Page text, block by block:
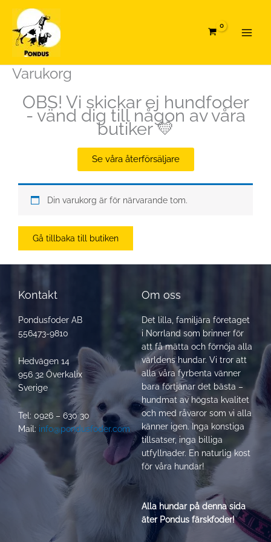
innehåll
Menu
Varukorg
OBS! Vi skickar ej hundfoder
- vänd dig till någon av våra
butiker 💛
Se våra återförsäljare
Din varukorg är för närvarande tom.
Gå tillbaka till butiken
Kontakt
Pondusfoder AB
556473-9810
Hedvägen 14
956 32 Överkalix
Sverige
Tel: 0926 – 630 30
Mail: info@pondusfoder.com
Om oss
Det lilla, familjära företaget
i Norrland som brinner för
att få mätta och förnöja alla
världens hundar. Vi tror att
alla våra fyrbenta vänner
bara förtjänar det bästa –
hundmat av högsta kvalitet
och med råvaror som vi alla
känner igen. Inga konstiga
tillsatser, inga billiga
utfyllnader. En naturlig kost
för våra hundar!
Alla hundar på denna sida
äter Pondus färskfoder!